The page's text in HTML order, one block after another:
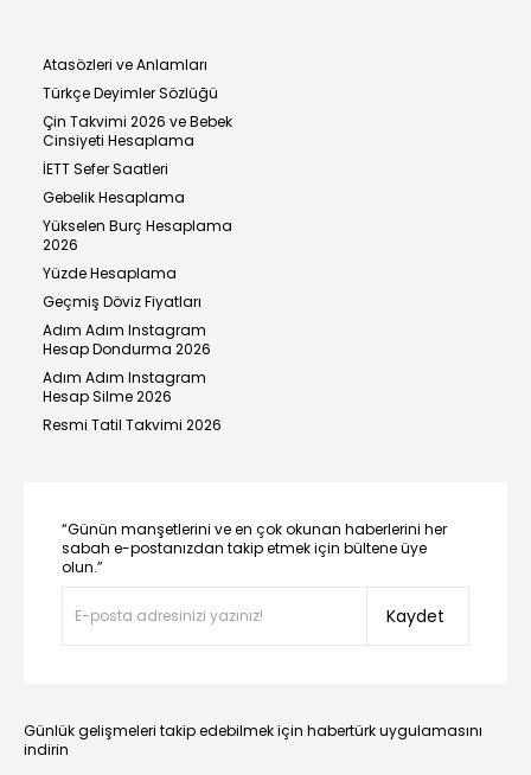
Atasözleri ve Anlamları
Türkçe Deyimler Sözlüğü
Çin Takvimi 2026 ve Bebek
Cinsiyeti Hesaplama
İETT Sefer Saatleri
Gebelik Hesaplama
Yükselen Burç Hesaplama
2026
Yüzde Hesaplama
Geçmiş Döviz Fiyatları
Adım Adım Instagram
Hesap Dondurma 2026
Adım Adım Instagram
Hesap Silme 2026
Resmi Tatil Takvimi 2026
“Günün manşetlerini ve en çok okunan haberlerini her
sabah e-postanızdan takip etmek için bültene üye
olun.”
Kaydet
Günlük gelişmeleri takip edebilmek için habertürk uygulamasını
indirin